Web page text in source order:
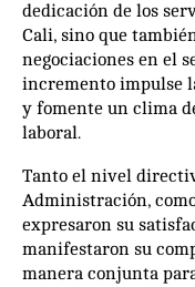
dedicación de los
Cali, sino que
negociaciones en el
incremento impulse
y fomente un clima
laboral.
Tanto el nivel
Administración,
expresaron su
manifestaron su
manera conjunta